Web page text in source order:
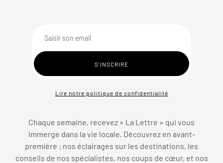
Lire notre politique de confidentialité
Chaque semaine, recevez « La Lettre » qui vous
immerge dans la vie locale. Découvrez en avant-
première : nos éclairages sur les destinations, les
conseils de nos spécialistes, nos coups de cœur, et nos